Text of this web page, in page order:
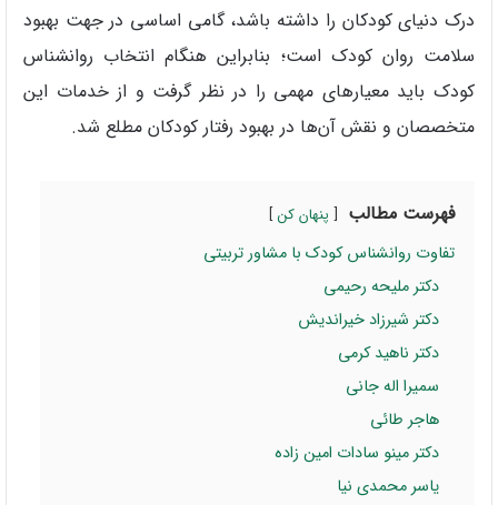
درک دنیای کودکان را داشته باشد، گامی اساسی در جهت بهبود
سلامت روان کودک است؛ بنابراین هنگام انتخاب روانشناس
کودک باید معیارهای مهمی را در نظر گرفت و از خدمات این
متخصصان و نقش آن‌ها در بهبود رفتار کودکان مطلع شد.
فهرست مطالب پنهان کن
تفاوت روانشناس کودک با مشاور تربیتی
دکتر ملیحه رحیمی
دکتر شیرزاد خیراندیش
دکتر ناهید کرمی
سمیرا اله جانی
هاجر طائی
دکتر مینو سادات امین زاده
یاسر محمدی نیا